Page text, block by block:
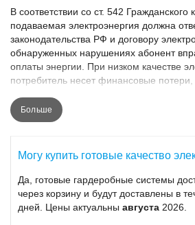
В соответствии со ст. 542 Гражданского
подаваемая электроэнергия должна
законодательства РФ и договору
обнаруженных нарушениях абонент
оплаты энергии. При низком качестве
потребитель несет финансовые
Причинами могут выступать:
провалы напряжения в сети;
электропитания);
электромагнитная несовместимость
гармонические искажения,
Больше
Могу купить готовые качество
Да, готовые гардеробные системы
через корзину и будут доставлены в
дней. Цены актуальны августа 2026.